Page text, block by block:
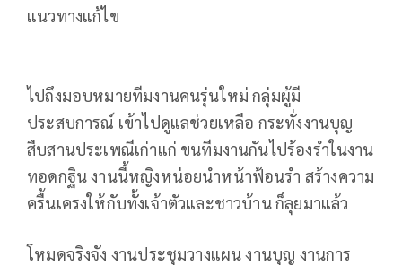
แนวทางแก้ไข
ไปถึงมอบหมายทีมงานคนรุ่นใหม่ กลุ่มผู้มี
ประสบการณ์ เข้าไปดูแลช่วยเหลือ กระทั่งงานบุญ
สืบสานประเพณีเก่าแก่ ขนทีมงานกันไปร้องรำในงาน
ทอดกฐิน งานนี้หญิงหน่อยนำหน้าฟ้อนรำ สร้างความ
ครื้นเครงให้กับทั้งเจ้าตัวและชาวบ้าน ก็ลุยมาแล้ว
โหมดจริงจัง งานประชุมวางแผน งานบุญ งานการ